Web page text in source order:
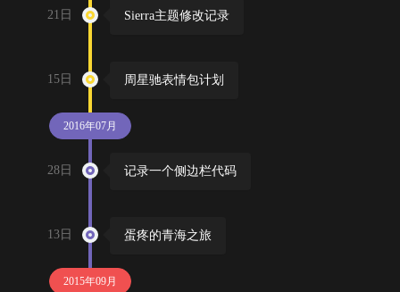
21日 Sierra主题修改记录
15日 周星驰表情包计划
2016年07月
28日 记录一个侧边栏代码
13日 蛋疼的青海之旅
2015年09月